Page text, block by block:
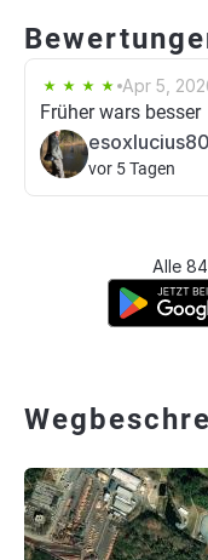
Apr 5,
Früher wars besser
esoxlucius80
vor 5 Tagen
Alle